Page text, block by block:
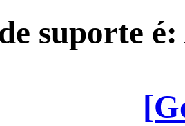
suporte